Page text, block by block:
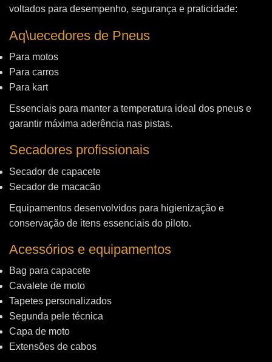
voltados para desempenho, segurança e praticidade:
Aq\uecedores de Pneus
Para motos
Para carros
Para kart
Essenciais para manter a temperatura ideal dos pneus e
garantir máxima aderência nas pistas.
Secadores profissionais
Secador de capacete
Secador de macacão
Equipamentos desenvolvidos para higienização e
conservação de itens essenciais do piloto.
Acessórios e equipamentos
Bag para capacete
Cavalete de moto
Tapetes personalizados
Segunda pele técnica
Capa de moto
Extensões de cabos